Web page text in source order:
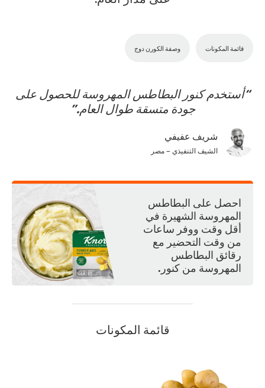
قائمة المكونات وصفة الكورن دوج
أستخدم كنور البطاطس المهروسة للحصول على
جودة متسقة طوال العام.
شريف عفيفي
الشيف التنفيذي – مصر
احصل على البطاطس
المهروسة الشهيرة في
أقل وقت ووفر ساعات
من وقت التحضير مع
رقائق البطاطس
المهروسة من كنور.
قائمة المكونات